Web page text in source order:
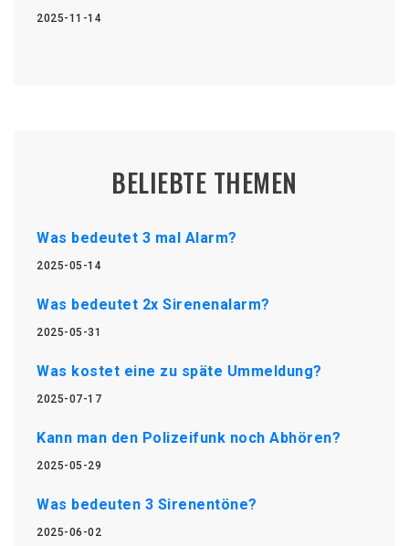
2025-11-14
BELIEBTE THEMEN
Was bedeutet 3 mal Alarm?
2025-05-14
Was bedeutet 2x Sirenenalarm?
2025-05-31
Was kostet eine zu späte Ummeldung?
2025-07-17
Kann man den Polizeifunk noch Abhören?
2025-05-29
Was bedeuten 3 Sirenentöne?
2025-06-02